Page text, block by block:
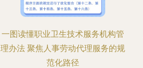
一图读懂职业卫生技术服务机构管
理办法 聚焦人事劳动代理服务的规
范化路径